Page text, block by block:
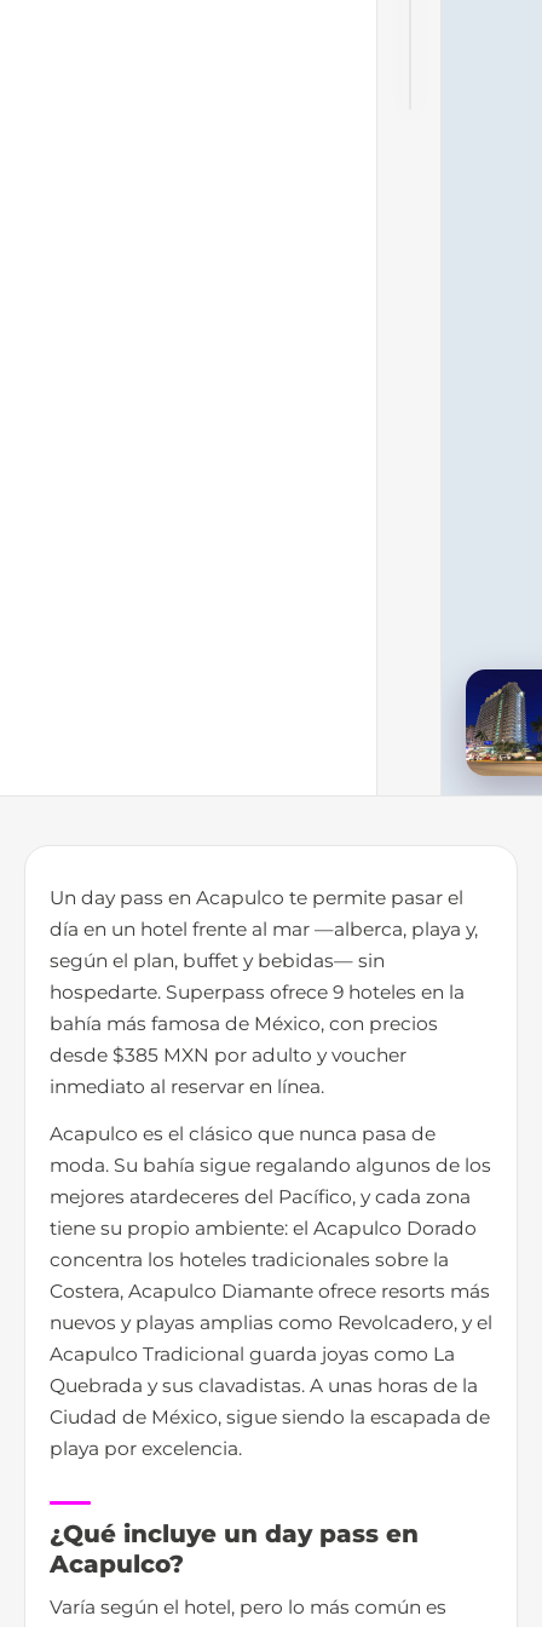
Un day pass en Acapulco te permite pasar el
día en un hotel frente al mar —alberca, playa y,
según el plan, buffet y bebidas— sin
hospedarte. Superpass ofrece 9 hoteles en la
bahía más famosa de México, con precios
desde $385 MXN por adulto y voucher
inmediato al reservar en línea.
Acapulco es el clásico que nunca pasa de
moda. Su bahía sigue regalando algunos de los
mejores atardeceres del Pacífico, y cada zona
tiene su propio ambiente: el Acapulco Dorado
concentra los hoteles tradicionales sobre la
Costera, Acapulco Diamante ofrece resorts más
nuevos y playas amplias como Revolcadero, y el
Acapulco Tradicional guarda joyas como La
Quebrada y sus clavadistas. A unas horas de la
Ciudad de México, sigue siendo la escapada de
playa por excelencia.
¿Qué incluye un day pass en
Acapulco?
Varía según el hotel, pero lo más común es